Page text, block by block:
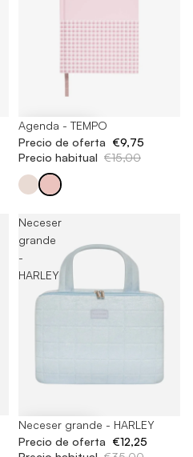
-35%
Agenda - TEMPO
Precio de oferta €9,75
Precio habitual €15,00
Neceser
grande
-
HARLEY
-65%
Neceser grande - HARLEY
Precio de oferta €12,25